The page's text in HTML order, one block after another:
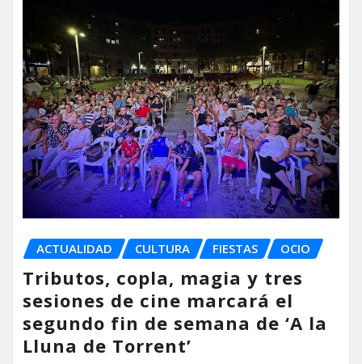
ACTUALIDAD CULTURA FIESTAS OCIO
Tributos, copla, magia y tres
sesiones de cine marcará el
segundo fin de semana de ‘A la
Lluna de Torrent’